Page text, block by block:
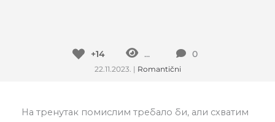
+14 ... 0
22.11.2023. | Romantični
На тренутак помислим требало би, али схватим